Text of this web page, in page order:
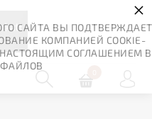
САЙТА ВЫ
КОМПАНИЕЙ COOKIE-
СОГЛАШЕНИЕМ В
×